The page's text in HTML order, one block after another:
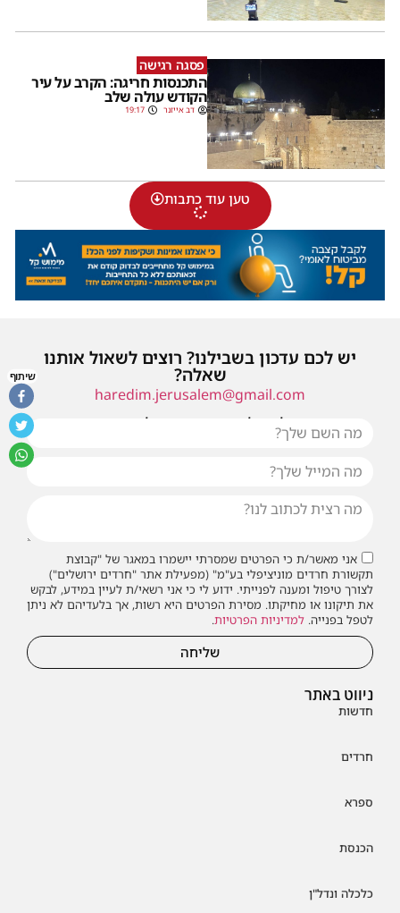
פסגה רגישה
התכנסות חריגה: הקרב על עיר
הקודש עולה שלב
דב אייזנר 19:17
טען עוד כתבות
ניווט באתר
חדשות
חרדים
ספרא
הכנסת
כלכלה ונדל"ן
יש לכם עדכון בשבילנו? רוצים לשאול אותנו
שאלה?
haredim.jerusalem@gmail.com
או שילחו אלינו פנייה ונחזור אליכם בהקדם
אני מאשר/ת כי הפרטים שמסרתי יישמרו במאגר של "קבוצת
תקשורת חרדים מוניציפלי בע"מ" (מפעילת אתר "חרדים ירושלים")
לצורך טיפול ומענה לפנייתי. ידוע לי כי אני רשאי/ת לעיין במידע, לבקש
את תיקונו או מחיקתו. מסירת הפרטים היא רשות, אך בלעדיהם לא ניתן
לטפל בפנייה. למדיניות הפרטיות.
שליחה
שיתוף